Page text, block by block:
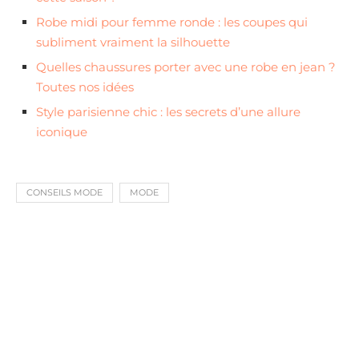
Robe midi pour femme ronde : les coupes qui
subliment vraiment la silhouette
Quelles chaussures porter avec une robe en jean ?
Toutes nos idées
Style parisienne chic : les secrets d’une allure
iconique
CONSEILS MODE MODE